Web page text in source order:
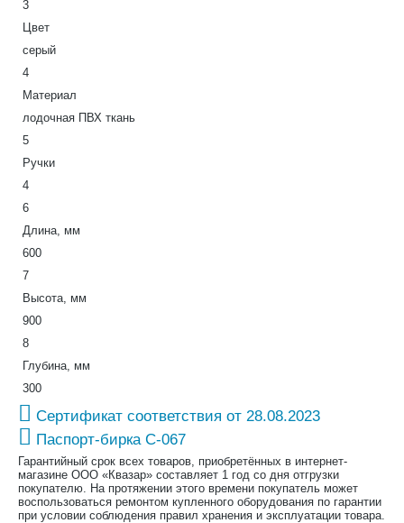
3
Цвет
серый
4
Материал
лодочная ПВХ ткань
5
Ручки
4
6
Длина, мм
600
7
Высота, мм
900
8
Глубина, мм
300
Сертификат соответствия от 28.08.2023
Паспорт-бирка С-067
Гарантийный срок всех товаров, приобретённых в интернет-
магазине ООО «Квазар» составляет 1 год со дня отгрузки
покупателю. На протяжении этого времени покупатель может
воспользоваться ремонтом купленного оборудования по гарантии
при условии соблюдения правил хранения и эксплуатации товара.